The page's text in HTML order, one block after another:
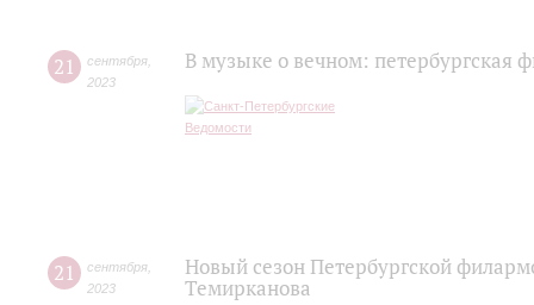
21 сентября
2023
В музыке о вечном: петербургская
21 сентября
2023
Новый сезон Петербургской
Темирканова